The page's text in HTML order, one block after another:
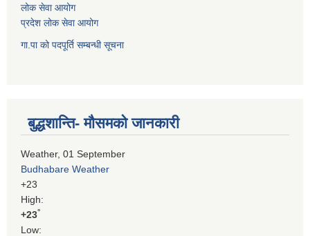
लोक सेवा आयोग
प्रदेश लोक सेवा आयोग
गा.पा को पदपूर्ति सम्बन्धी सूचना
बुद्धशान्ति- मौसमको जानकारी
Weather, 01 September
Budhabare Weather
+23
High:
+23°
Low: